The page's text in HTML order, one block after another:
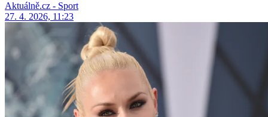
Aktuálně.cz - Sport
27. 4. 2026, 11:23